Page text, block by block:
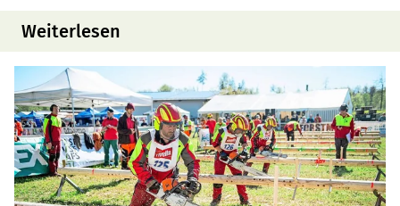
Weiterlesen